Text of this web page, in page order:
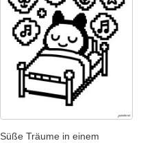
Süße Träume in einem